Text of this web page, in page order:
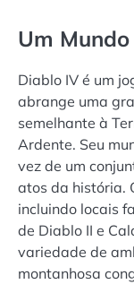
Um
Diablo IV é um
abrange uma
semelhante à
Ardente. Seu
vez de um
atos da história.
incluindo locais
de Diablo II e
variedade de
montanhosa